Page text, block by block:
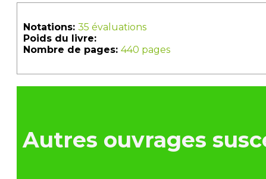
Notations: 35 évaluations
Poids du livre:
Nombre de pages: 440 pages
Autres ouvrages